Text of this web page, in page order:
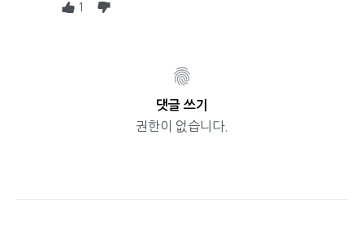
1
댓글 쓰기
권한이 없습니다.